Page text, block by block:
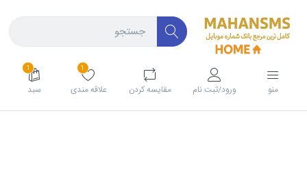
منو ورود/ثبت نام مقايسه كردن
1
علاقه مندی
1
سبد